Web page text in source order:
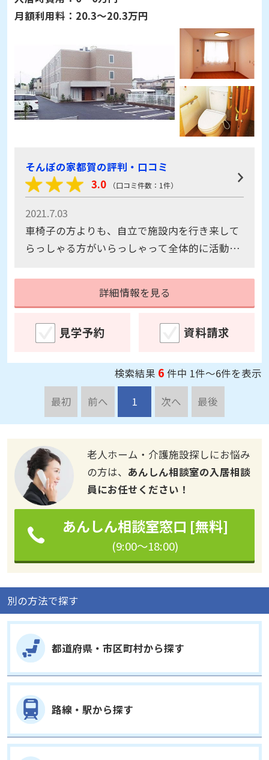
月額利用料： 20.3～20.3万円
そんぽの家都賀の評判・口コミ
3.0
（口コミ件数：1件）
2021.7.03
車椅子の方よりも、自立で施設内を行き来して
らっしゃる方がいらっしゃって全体的に活動が
詳細情報を見る
見学予約 資料請求
検索結果 6件中 1件～6件を表示
最初
前へ 1 次へ 最後
老人ホーム・介護施設探しにお悩み
の方は、 あんしん相談室の入居相談
員にお任せください！
あんしん相談室窓口 [無料]
(9:00～18:00)
別の方法で探す
都道府県・市区町村から探す
路線・駅から探す